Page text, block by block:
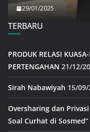
29/01/2025
TERBARU
PRODUK RELASI
PERTENGAHAN 21/12/
Sirah Nabawiyah 15/
Oversharing dan
Soal Curhat di Sosmed”